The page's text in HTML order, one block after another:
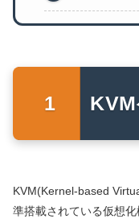
KVM(Kernel-based
準搭載されている仮想化